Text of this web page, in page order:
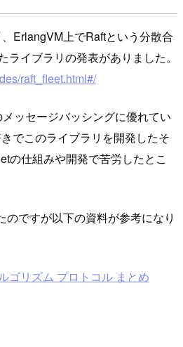
ErlangVM上でRaftという分散合
イブラリの発表がありました。
raft_fleet.html#/
ッセージバッシングに優れてい
でこのライブラリを開発したそ
の仕組みや開発で苦労したとこ
のですが以下の資料が参考になり
ゴリズム プロトコル まとめ